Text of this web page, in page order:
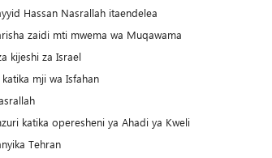
Hassan Nasrallah itaendelea
zaidi mti mwema wa Muqawama
kijeshi za Israel
mji wa Isfahan
katika operesheni ya Ahadi ya Kweli
Tehran